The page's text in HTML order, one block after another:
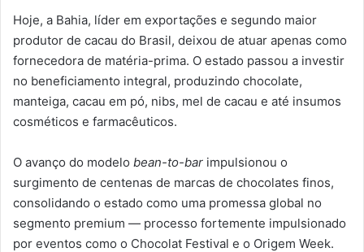
Hoje, a Bahia, líder em exportações e segundo maior
produtor de cacau do Brasil, deixou de atuar apenas como
fornecedora de matéria-prima. O estado passou a investir
no beneficiamento integral, produzindo chocolate,
manteiga, cacau em pó, nibs, mel de cacau e até insumos
cosméticos e farmacêuticos.
O avanço do modelo bean-to-bar impulsionou o
surgimento de centenas de marcas de chocolates finos,
consolidando o estado como uma promessa global no
segmento premium — processo fortemente impulsionado
por eventos como o Chocolat Festival e o Origem Week.